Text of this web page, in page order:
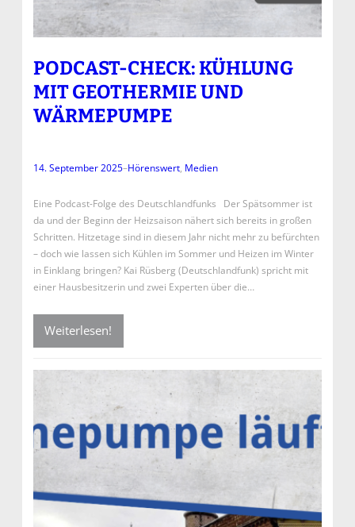
PODCAST-CHECK: KÜHLUNG
MIT GEOTHERMIE UND
WÄRMEPUMPE
14. September 2025–Hörenswert, Medien
Eine Podcast-Folge des Deutschlandfunks Der Spätsommer ist
da und der Beginn der Heizsaison nähert sich bereits in großen
Schritten. Hitzetage sind in diesem Jahr nicht mehr zu befürchten
– doch wie lassen sich Kühlen im Sommer und Heizen im Winter
in Einklang bringen? Kai Rüsberg (Deutschlandfunk) spricht mit
einer Hausbesitzerin und zwei Experten über die…
Weiterlesen!